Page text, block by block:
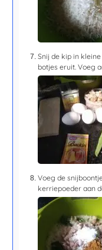
Snij de kip in
botjes eruit. Voeg
Voeg de
kerriepoeder aan